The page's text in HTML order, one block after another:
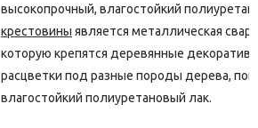
высокопрочный, влагостойкий
крестовины является металлическая
которую крепятся деревянные
расцветки под разные породы дерева,
влагостойкий полиуретановый лак.